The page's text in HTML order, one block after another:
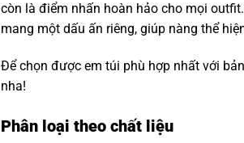
còn là điểm nhấn hoàn hảo cho mọi
mang một dấu ấn riêng, giúp nàng thể
Để chọn được em túi phù hợp nhất với
nha!
Phân loại theo chất liệu